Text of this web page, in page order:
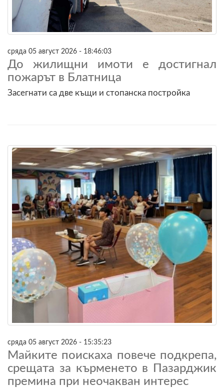
сряда 05 август 2026 - 18:46:03
До жилищни имоти е достигнал
пожарът в Блатница
Засегнати са две къщи и стопанска постройка
сряда 05 август 2026 - 15:35:23
Майките поискаха повече подкрепа,
срещата за кърменето в Пазарджик
премина при неочакван интерес